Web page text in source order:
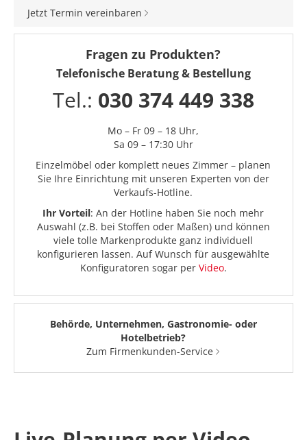
Jetzt Termin vereinbaren
Fragen zu Produkten?
Telefonische Beratung & Bestellung
Tel.: 030 374 449 338
Mo – Fr 09 – 18 Uhr,
Sa 09 – 17:30 Uhr
Einzelmöbel oder komplett neues Zimmer – planen
Sie Ihre Einrichtung mit unseren Experten von der
Verkaufs-Hotline.
Ihr Vorteil: An der Hotline haben Sie noch mehr
Auswahl (z.B. bei Stoffen oder Maßen) und können
viele tolle Markenprodukte ganz individuell
konfigurieren lassen. Auf Wunsch für ausgewählte
Konfiguratoren sogar per Video.
Behörde, Unternehmen, Gastronomie- oder
Hotelbetrieb?
Zum Firmenkunden-Service